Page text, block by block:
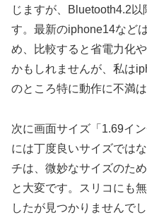
じますが、Bluetooth4.2
す。最新のiphone14など
め、比較すると省電力化
かもしれませんが、私は
のところ特に動作に不満は
次に画面サイズ「1.69イ
には丁度良いサイズでは
チは、微妙なサイズのた
と大変です。スリコにも
したが見つかりませんで